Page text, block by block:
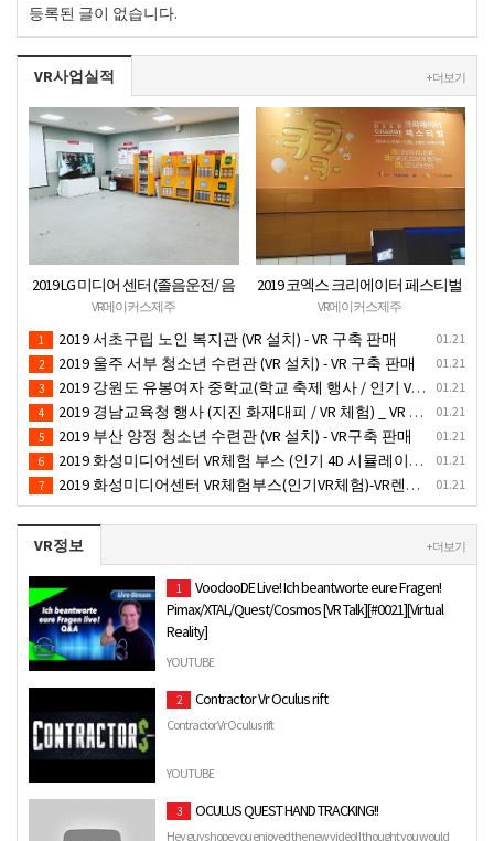
등록된 글이 없습니다.
VR사업실적 + 더보기
2019 LG 미디어 센터 (졸음운전/ 음
주운전 체험 행사) VR 체험 - VR 렌탈
대여 행사
VR메이커스제주
2019 코엑스 크리에이터 페스티벌
VR체험 부스 (인기 VR 체험) - VR렌
탈대여 행사
VR메이커스제주
01.21
1 2019 서초구립 노인 복지관 (VR 설치) - VR 구축 판매
01.21
2 2019 울주 서부 청소년 수련관 (VR 설치) - VR 구축 판매
01.21
3 2019 강원도 유봉여자 중학교(학교 축제 행사 / 인기 VR 컨텐츠 ) - VR렌탈대여 행사
01.21
4 2019 경남교육청 행사 (지진 화재대피 / VR 체험) _ VR 렌탈대여행사
01.21
5 2019 부산 양정 청소년 수련관 (VR 설치) - VR구축 판매
01.21
6 2019 화성미디어센터 VR체험 부스 (인기 4D 시뮬레이터 체험)- VR렌탈
01.21
7 2019 화성미디어센터 VR체험부스(인기VR체험)-VR렌탈대여
VR정보 + 더보기
1
VoodooDE Live! Ich beantworte eure Fragen!
Pimax/XTAL/Quest/Cosmos [VR Talk][#0021][Virtual
Reality]
Wenn ihr mich supporten wollt, könnt ihr das hier tun ab 1$ im
YOUTUBE
2 Contractor Vr Oculus rift
Contractor Vr Oculus rift
YOUTUBE
3 OCULUS QUEST HAND TRACKING!!
Hey guys hope you enjoyed the new video! I thought you would